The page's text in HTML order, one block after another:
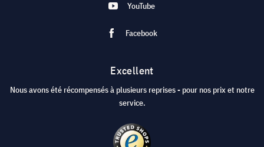
YouTube
Facebook
Excellent
Nous avons été récompensés à plusieurs reprises - pour nos prix et notre
service.